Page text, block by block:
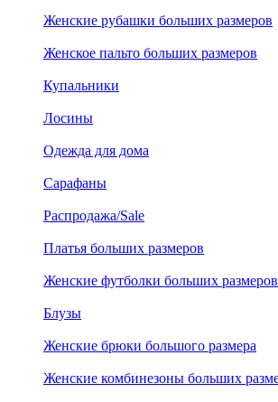
Женские рубашки больших размеров
Женское пальто больших размеров
Купальники
Лосины
Одежда для дома
Сарафаны
Распродажа/Sale
Платья больших размеров
Женские футболки больших размеров
Блузы
Женские брюки большого размера
Женские комбинезоны больших